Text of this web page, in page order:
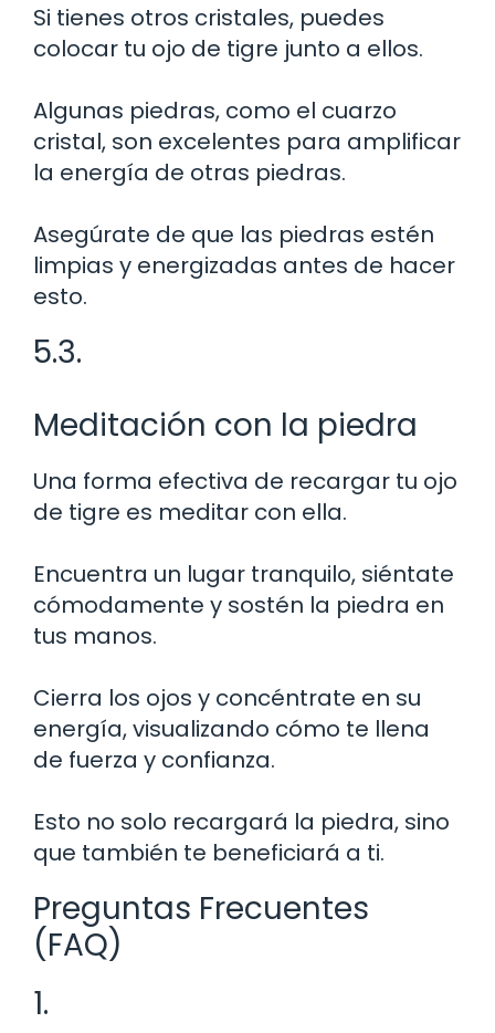
Si tienes otros cristales, puedes
colocar tu ojo de tigre junto a ellos.
Algunas piedras, como el cuarzo
cristal, son excelentes para amplificar
la energía de otras piedras.
Asegúrate de que las piedras estén
limpias y energizadas antes de hacer
esto.
5.3.
Meditación con la piedra
Una forma efectiva de recargar tu ojo
de tigre es meditar con ella.
Encuentra un lugar tranquilo, siéntate
cómodamente y sostén la piedra en
tus manos.
Cierra los ojos y concéntrate en su
energía, visualizando cómo te llena
de fuerza y confianza.
Esto no solo recargará la piedra, sino
que también te beneficiará a ti.
Preguntas Frecuentes
(FAQ)
1.